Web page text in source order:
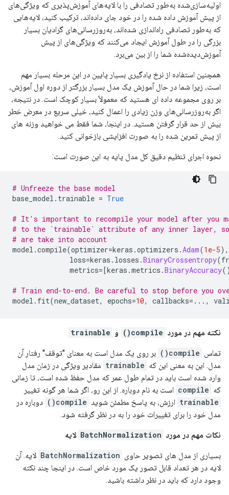
اولیه‌سازی‌شده به‌طور تصادفی را با لایه‌های آموزش‌پذیری که ویژگی‌های
از پیش آموزش داده شده را در خود جای داده‌اند، ترکیب کنید، لایه‌هایی
که به‌طور تصادفی راه‌اندازی شده‌اند، به‌روزرسانی‌های گرادیان بسیار
بزرگی را در طول آموزش ایجاد می‌کنند که ویژگی‌های از پیش
آموزش‌دیده‌شده شما را از بین می‌برد.
همچنین استفاده از نرخ یادگیری بسیار پایین در این مرحله بسیار مهم
است، زیرا شما در حال آموزش یک مدل بسیار بزرگتر از دوره اول آموزش،
بر روی مجموعه داده ای هستید که معمولاً بسیار کوچک است. در نتیجه،
اگر به‌روزرسانی‌های وزن زیادی را اعمال کنید، خیلی سریع در معرض خطر
بیش از حد قرار گرفتن هستید. در اینجا، شما فقط می خواهید وزنه های
از پیش تمرین شده را به صورت افزایشی بازخوانی کنید.
نحوه اجرای تنظیم دقیق کل مدل پایه به این صورت است:
# Unfreeze the base model
base_model . trainable = True
# It's important to recompile your model after you
# to the `trainable` attribute of any inner layer, so
# are take into account
model .compile(optimizer=keras .optimizers .Adam(1e-5),
loss=keras . losses .BinaryCrossentropy(
metrics=[keras .metrics .BinaryAccuracy
# Train end-to-end. Be careful to stop before you
model . fit(new_dataset, epochs=10, callbacks=...,
نکته مهم در مورد compile() و trainable
تماس compile()
بر روی یک مدل است به معنای "توقف" رفتار آن
مدل. این به معنی این که trainable مقادیر ویژگی در زمان مدل
وارد شده است باید در تمام طول عمر که مدل حفظ شده است، تا زمانی
که compile است به نام دوباره. از این رو، اگر شما هر گونه تغییر
trainable ارزش، به پاسخ مطمئن شوید compile()
دوباره در
مدل خود را برای تغییرات خود را به در نظر گرفته شود.
نکات مهم در مورد BatchNormalization لایه
بسیاری از مدل های تصویر حاوی BatchNormalization لایه. آن
لایه در هر تعداد قابل تصور یک مورد خاص است. در اینجا چند نکته
وجود دارد که باید در نظر داشته باشید.